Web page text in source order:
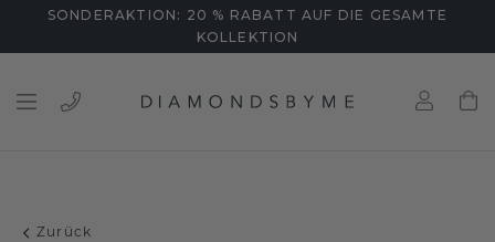
SONDERAKTION: 20 % RABATT AUF DIE GESAMTE
KOLLEKTION
Zurück